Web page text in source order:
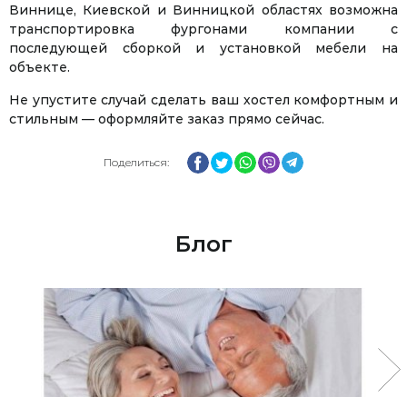
Виннице, Киевской и Винницкой областях возможна
транспортировка фургонами компании с
последующей сборкой и установкой мебели на
объекте.
Не упустите случай сделать ваш хостел комфортным и
стильным — оформляйте заказ прямо сейчас.
Поделиться: Facebook
TwitterWhatsApp
Viber
Блог